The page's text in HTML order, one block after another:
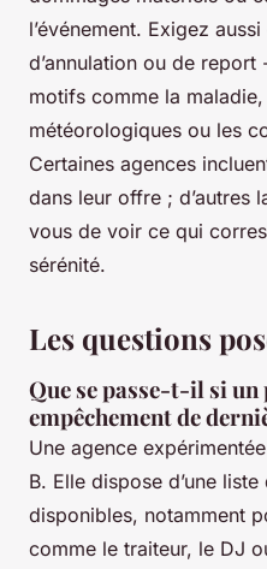
l’événement. Exigez
d’annulation ou de
motifs comme la
météorologiques ou les
Certaines agences
dans leur offre ; d’autres
vous de voir ce qui
sérénité.
Les questions
Que se passe-t-il si
empêchement de
Une agence
B. Elle dispose d’une
disponibles, notamment
comme le traiteur, le DJ